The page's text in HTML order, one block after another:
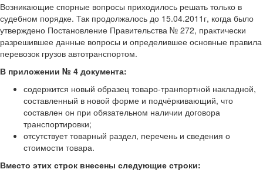
Возникающие спорные вопросы приходилось решать только в
судебном порядке. Так продолжалось до 15.04.2011г, когда было
утверждено Постановление Правительства № 272, практически
разрешившее данные вопросы и определившее основные правила
перевозок грузов автотранспортом.
В приложении № 4 документа:
содержится новый образец товаро-транпортной накладной,
составленный в новой форме и подчёркивающий, что
составлен он при обязательном наличии договора
транспортировки;
отсутствует товарный раздел, перечень и сведения о
стоимости товара.
Вместо этих строк внесены следующие строки: